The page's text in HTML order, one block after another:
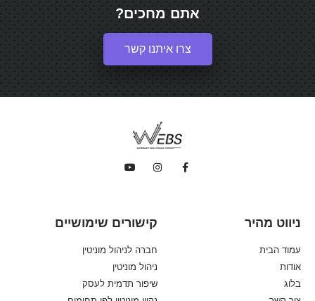
אתם מחכים?
צרו איתנו קשר
ניווט מהיר
עמוד הבית
אודות
בלוג
קישורים שימושיים
חברה לניהול מוניטין
ניהול מוניטין
שיפור תדמית לעסק